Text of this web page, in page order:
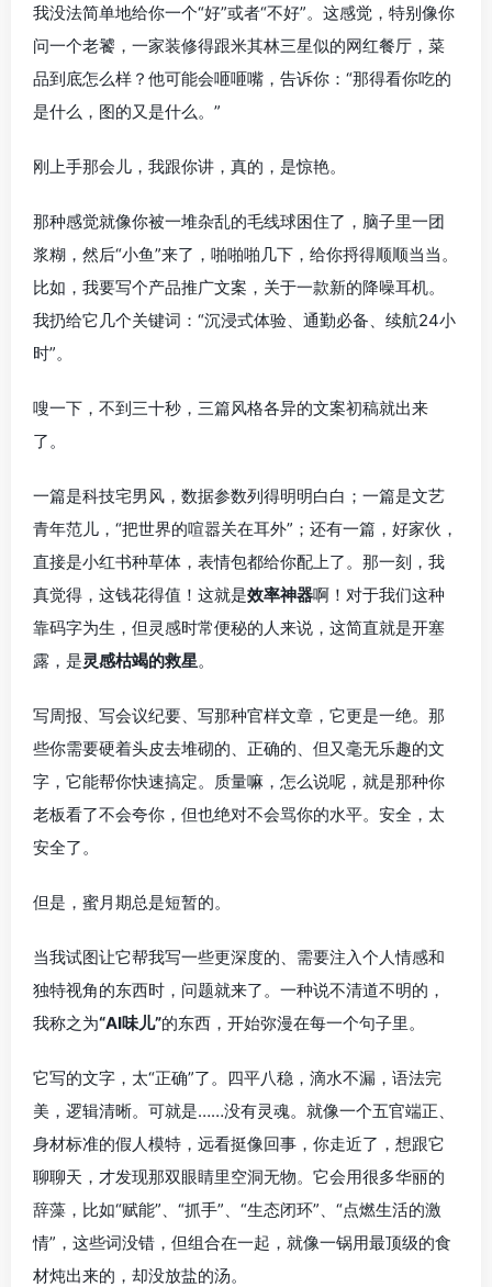
我没法简单地给你一个“好”或者“不好”。这感觉，特别像你
问一个老饕，一家装修得跟米其林三星似的网红餐厅，菜
品到底怎么样？他可能会咂咂嘴，告诉你：“那得看你吃的
是什么，图的又是什么。”
刚上手那会儿，我跟你讲，真的，是惊艳。
那种感觉就像你被一堆杂乱的毛线球困住了，脑子里一团
浆糊，然后“小鱼”来了，啪啪啪几下，给你捋得顺顺当当。
比如，我要写个产品推广文案，关于一款新的降噪耳机。
我扔给它几个关键词：“沉浸式体验、通勤必备、续航24小
时”。
嗖一下，不到三十秒，三篇风格各异的文案初稿就出来
了。
一篇是科技宅男风，数据参数列得明明白白；一篇是文艺
青年范儿，“把世界的喧嚣关在耳外”；还有一篇，好家伙，
直接是小红书种草体，表情包都给你配上了。那一刻，我
真觉得，这钱花得值！这就是效率神器啊！对于我们这种
靠码字为生，但灵感时常便秘的人来说，这简直就是开塞
露，是灵感枯竭的救星。
写周报、写会议纪要、写那种官样文章，它更是一绝。那
些你需要硬着头皮去堆砌的、正确的、但又毫无乐趣的文
字，它能帮你快速搞定。质量嘛，怎么说呢，就是那种你
老板看了不会夸你，但也绝对不会骂你的水平。安全，太
安全了。
但是，蜜月期总是短暂的。
当我试图让它帮我写一些更深度的、需要注入个人情感和
独特视角的东西时，问题就来了。一种说不清道不明的，
我称之为“AI味儿”的东西，开始弥漫在每一个句子里。
它写的文字，太“正确”了。四平八稳，滴水不漏，语法完
美，逻辑清晰。可就是……没有灵魂。就像一个五官端正、
身材标准的假人模特，远看挺像回事，你走近了，想跟它
聊聊天，才发现那双眼睛里空洞无物。它会用很多华丽的
辞藻，比如“赋能”、“抓手”、“生态闭环”、“点燃生活的激
情”，这些词没错，但组合在一起，就像一锅用最顶级的食
材炖出来的，却没放盐的汤。